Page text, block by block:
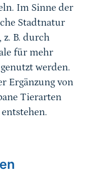
Im Sinne der
Stadtnatur
z. B. durch
für mehr
werden.
Ergänzung von
Tierarten